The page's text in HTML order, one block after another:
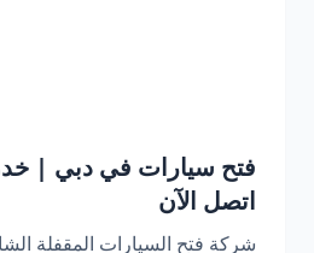
اتصل الآن
شركة فتح السيارات المقفلة